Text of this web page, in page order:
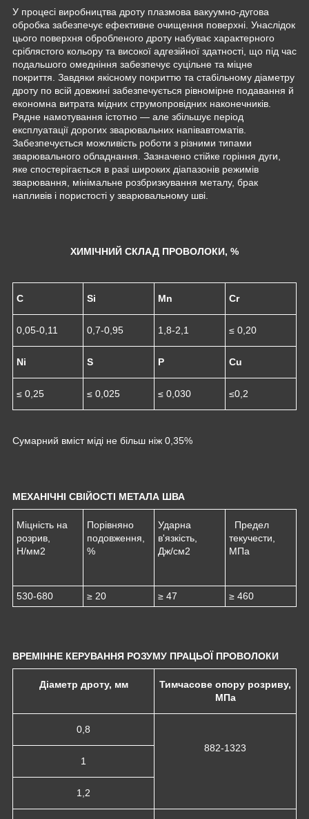
У процесі виробництва дроту плазмова вакуумно-дугова
обробка забезпечує ефективне очищення поверхні. Унаслідок
цього поверхня обробленого дроту набуває характерного
сріблястого кольору та високої адгезійної здатності, що під час
подальшого омедніння забезпечує суцільне та міцне
покриття. Завдяки якісному покриттю та стабільному діаметру
дроту по всій довжині забезпечується рівномірне подавання й
економна витрата мідних струмопровідних наконечників.
Рядне намотування істотно — але збільшує період
експлуатації дорогих зварювальних напівавтоматів.
Забезпечується можливість роботи з різними типами
зварювального обладнання. Зазначено стійке горіння дуги,
яке спостерігається в разі широких діапазонів режимів
зварювання, мінімальне розбризкування металу, брак
напливів і пористості у зварювальному шві.
ХИМІЧНИЙ СКЛАД ПРОВОЛОКИ, %
C Si Mn Cr
0,05-0,11 0,7-0,95 1,8-2,1 ≤ 0,20
Ni S P Cu
≤ 0,25 ≤ 0,025 ≤ 0,030 ≤0,2
Сумарний вміст міді не більш ніж 0,35%
МЕХАНІЧНІ СВІЙОСТІ МЕТАЛА ШВА
Міцність на
розрив,
Н/мм2
Порівняно
подовження,
%
Ударна
в'язкість,
Дж/см2
Предел
текучести,
МПа
530-680 ≥ 20 ≥ 47 ≥ 460
ВРЕМІННЕ КЕРУВАННЯ РОЗУМУ ПРАЦЬОЇ ПРОВОЛОКИ
Діаметр дроту, мм
Тимчасове опору розриву,
МПа
0,8
882-1323
1
1,2